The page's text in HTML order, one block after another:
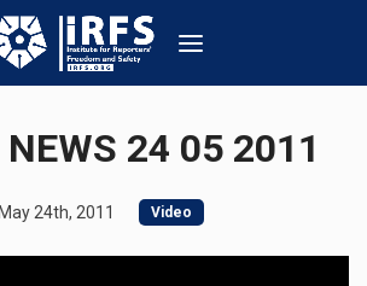
NEWS 24 05 2011
24th, 2011 Video